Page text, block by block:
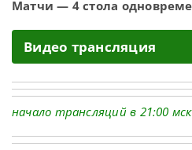
Матчи — 4 стола
Видео трансляция
начало трансляций в 21:00 мск